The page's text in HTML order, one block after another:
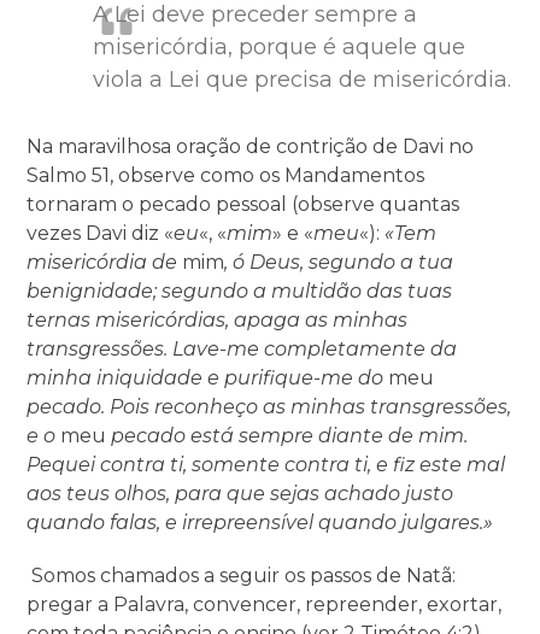
A Lei deve preceder sempre a
misericórdia, porque é aquele que
viola a Lei que precisa de misericórdia.
Na maravilhosa oração de contrição de Davi no
Salmo 51, observe como os Mandamentos
tornaram o pecado pessoal (observe quantas
vezes Davi diz «eu«, «mim» e «meu«): «Tem
misericórdia de mim, ó Deus, segundo a tua
benignidade; segundo a multidão das tuas
ternas misericórdias, apaga as minhas
transgressões. Lave-me completamente da
minha iniquidade e purifique-me do meu
pecado. Pois reconheço as minhas transgressões,
e o meu pecado está sempre diante de mim.
Pequei contra ti, somente contra ti, e fiz este mal
aos teus olhos, para que sejas achado justo
quando falas, e irrepreensível quando julgares.»
Somos chamados a seguir os passos de Natã:
pregar a Palavra, convencer, repreender, exortar,